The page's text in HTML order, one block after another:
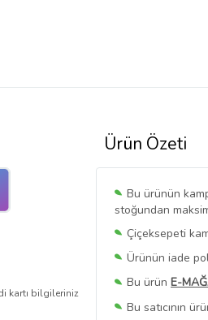
Ürün Özeti
Bu ürünün
stoğundan
Çiçeksepeti
Ürünün iade
Bu ürün E-
Bu satıcının
kartı bilgileriniz